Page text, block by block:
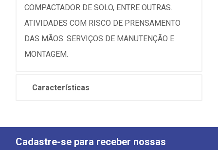
COMPACTADOR DE SOLO, ENTRE OUTRAS.
ATIVIDADES COM RISCO DE PRENSAMENTO
DAS MÃOS. SERVIÇOS DE MANUTENÇÃO E
MONTAGEM.
Características
Cadastre-se para receber nossas